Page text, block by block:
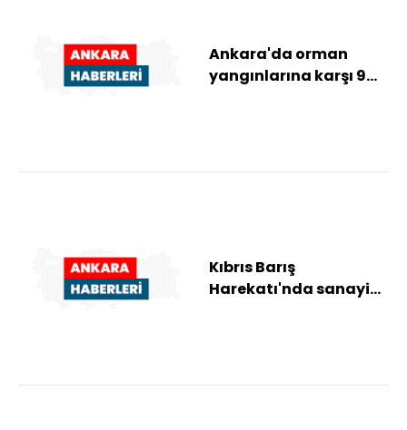
Ankara'da orman
yangınlarına karşı 9
Kıbrıs Barış
Harekatı'nda sanayi